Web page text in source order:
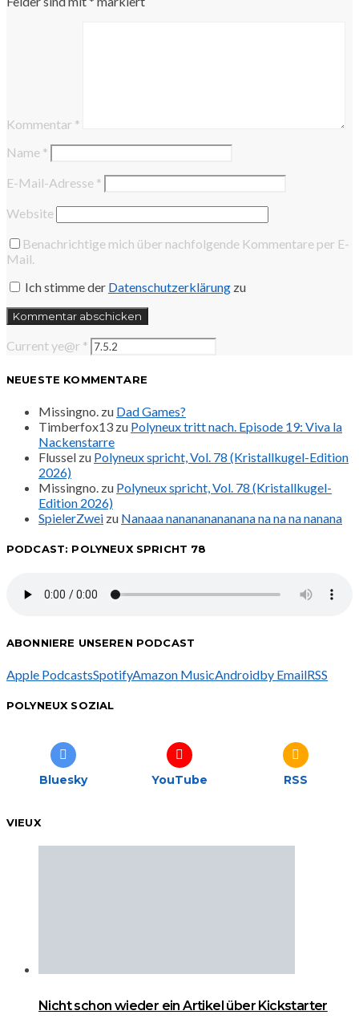
Kommentar *
Name *
E-Mail-Adresse *
Website
Benachrichtige mich über nachfolgende Kommentare per E-
Mail.
Ich stimme der Datenschutzerklärung zu
Current ye@r *
NEUESTE KOMMENTARE
Missingno. zu Dad Games?
Timberfox13 zu Polyneux tritt nach. Episode 19: Viva la
Nackenstarre
Flussel zu Polyneux spricht, Vol. 78 (Kristallkugel-Edition
2026)
Missingno. zu Polyneux spricht, Vol. 78 (Kristallkugel-
Edition 2026)
SpielerZwei zu Nanaaa nanananananana na na na nanana
PODCAST: POLYNEUX SPRICHT 78
ABONNIERE UNSEREN PODCAST
Apple PodcastsSpotifyAmazon MusicAndroidby EmailRSS
POLYNEUX SOZIAL
Bluesky YouTube RSS
VIEUX
Nicht schon wieder ein Artikel über Kickstarter